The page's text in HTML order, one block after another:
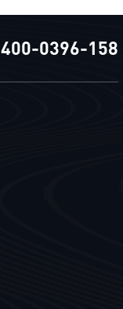
400-0396-158